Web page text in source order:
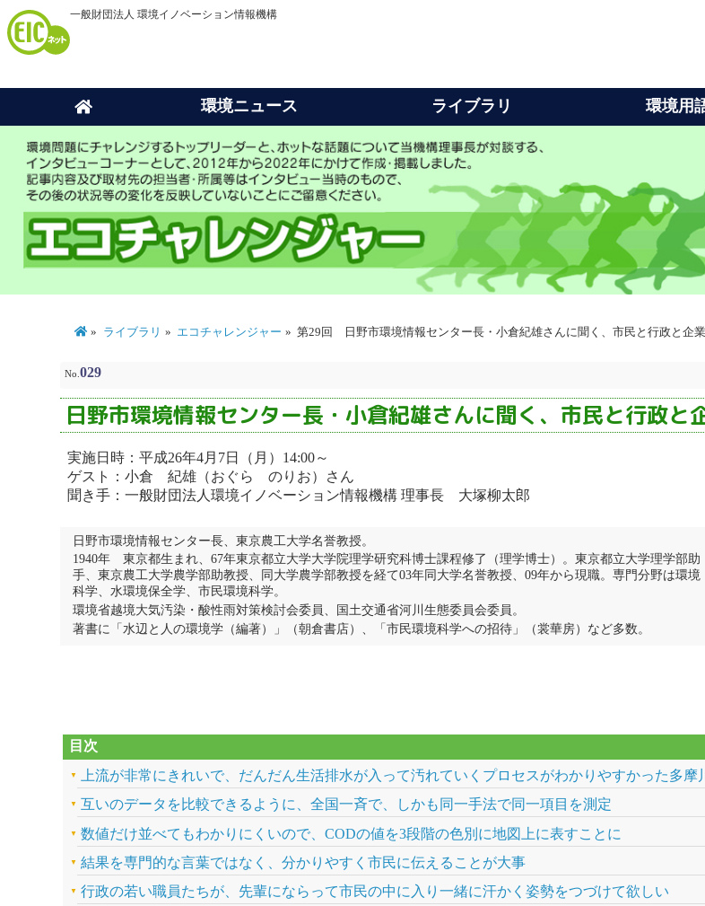
一般財団法人 環境イノベーション情報機構
環境ニュース ライブラリ 環境用
ライブラリ エコチャレンジャー 第29回 日野市環境情報センター長・小倉紀雄さんに聞く、市民と行政と企
No. 029
日野市環境情報センター長・小倉紀雄さんに聞く、市民と行政
実施日時：平成26年4月7日（月）14:00～
ゲスト：小倉 紀雄（おぐら のりお）さん
聞き手：一般財団法人環境イノベーション情報機構 理事長 大塚柳太郎
日野市環境情報センター長、東京農工大学名誉教授。
1940年 東京都生まれ、67年東京都立大学大学院理学研究科博士課程修了（理学博士）。東京都立大学理学部助
手、東京農工大学農学部助教授、同大学農学部教授を経て03年同大学名誉教授、09年から現職。専門分野は環境
科学、水環境保全学、市民環境科学。
環境省越境大気汚染・酸性雨対策検討会委員、国土交通省河川生態委員会委員。
著書に「水辺と人の環境学（編著）」（朝倉書店）、「市民環境科学への招待」（裳華房）など多数。
目次
上流が非常にきれいで、だんだん生活排水が入って汚れていくプロセスがわかりやすかった多
互いのデータを比較できるように、全国一斉で、しかも同一手法で同一項目を測定
数値だけ並べてもわかりにくいので、CODの値を3段階の色別に地図上に表すことに
結果を専門的な言葉ではなく、分かりやすく市民に伝えることが大事
行政の若い職員たちが、先輩にならって市民の中に入り一緒に汗かく姿勢をつづけて欲しい